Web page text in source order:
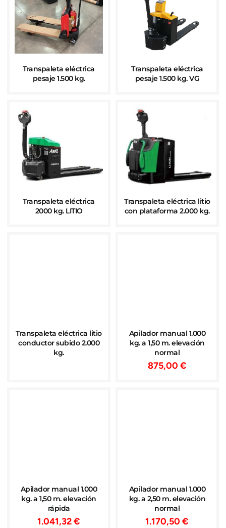
Transpaleta eléctrica
pesaje 1.500 kg.
Transpaleta eléctrica
pesaje 1.500 kg. VG
Transpaleta eléctrica
2000 kg. LITIO
Transpaleta eléctrica litio
con plataforma 2.000 kg.
Transpaleta eléctrica litio
conductor subido 2.000
kg.
Apilador manual 1.000
kg. a 1,50 m. elevación
normal
875,00 €
Apilador manual 1.000
kg. a 1,50 m. elevación
rápida
1.041,32€
Apilador manual 1.000
kg. a 2,50 m. elevación
normal
1.170,50€